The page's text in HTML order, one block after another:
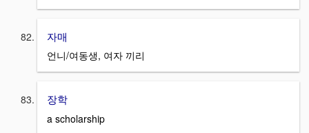
자매
언니/여동생, 여자 끼리
장학
a scholarship